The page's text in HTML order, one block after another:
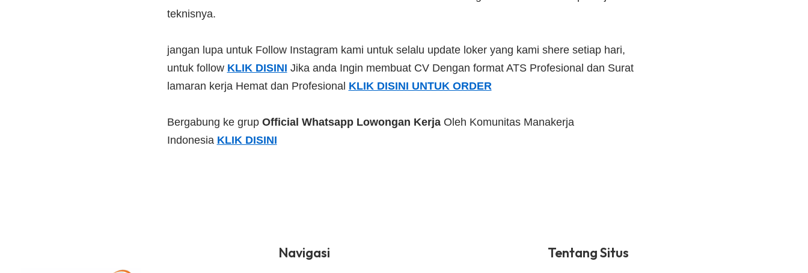
teknisnya.
jangan lupa untuk Follow Instagram kami untuk selalu update loker yang kami shere setiap hari,
untuk follow KLIK DISINI Jika anda Ingin membuat CV Dengan format ATS Profesional dan Surat
lamaran kerja Hemat dan Profesional KLIK DISINI UNTUK ORDER
Bergabung ke grup Official Whatsapp Lowongan Kerja Oleh Komunitas Manakerja
Indonesia KLIK DISINI
Navigasi Tentang Situs